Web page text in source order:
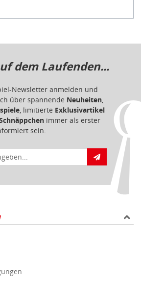
dem Laufenden...
Newsletter anmelden und
über spannende Neuheiten,
, limitierte Exklusivartikel
immer als erster
sein.